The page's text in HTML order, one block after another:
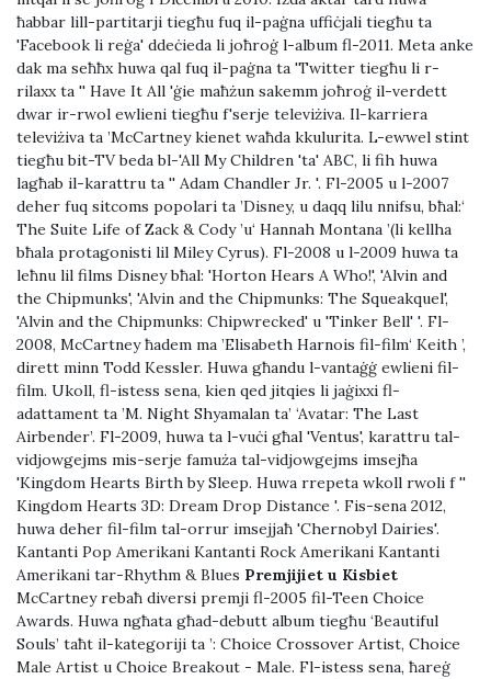
ħabbar lill-partitarji tiegħu fuq il-paġna uffiċjali tiegħu ta
'Facebook li reġa' ddeċieda li joħroġ l-album fl-2011. Meta anke
dak ma seħħx huwa qal fuq il-paġna ta 'Twitter tiegħu li r-
rilaxx ta '' Have It All 'ġie maħżun sakemm joħroġ il-verdett
dwar ir-rwol ewlieni tiegħu f'serje televiżiva. Il-karriera
televiżiva ta ’McCartney kienet waħda kkulurita. L-ewwel stint
tiegħu bit-TV beda bl-'All My Children 'ta' ABC, li fih huwa
lagħab il-karattru ta '' Adam Chandler Jr. '. Fl-2005 u l-2007
deher fuq sitcoms popolari ta ’Disney, u daqq lilu nnifsu, bħal:‘
The Suite Life of Zack & Cody ’u‘ Hannah Montana ’(li kellha
bħala protagonisti lil Miley Cyrus). Fl-2008 u l-2009 huwa ta
leħnu lil films Disney bħal: 'Horton Hears A Who!', 'Alvin and
the Chipmunks', 'Alvin and the Chipmunks: The Squeakquel',
'Alvin and the Chipmunks: Chipwrecked' u 'Tinker Bell' '. Fl-
2008, McCartney ħadem ma ’Elisabeth Harnois fil-film‘ Keith ’,
dirett minn Todd Kessler. Huwa għandu l-vantaġġ ewlieni fil-
film. Ukoll, fl-istess sena, kien qed jitqies li jaġixxi fl-
adattament ta ’M. Night Shyamalan ta’ ‘Avatar: The Last
Airbender’. Fl-2009, huwa ta l-vuċi għal 'Ventus', karattru tal-
vidjowgejms mis-serje famuża tal-vidjowgejms imsejħa
'Kingdom Hearts Birth by Sleep. Huwa rrepeta wkoll rwoli f ''
Kingdom Hearts 3D: Dream Drop Distance '. Fis-sena 2012,
huwa deher fil-film tal-orrur imsejjaħ 'Chernobyl Dairies'.
Kantanti Pop Amerikani Kantanti Rock Amerikani Kantanti
Amerikani tar-Rhythm & Blues Premjijiet u Kisbiet
McCartney rebaħ diversi premji fl-2005 fil-Teen Choice
Awards. Huwa ngħata għad-debutt album tiegħu ‘Beautiful
Souls’ taħt il-kategoriji ta ’: Choice Crossover Artist, Choice
Male Artist u Choice Breakout - Male. Fl-istess sena, ħareġ